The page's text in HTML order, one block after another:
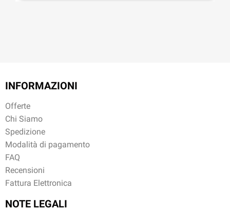
INFORMAZIONI
Offerte
Chi Siamo
Spedizione
Modalità di pagamento
FAQ
Recensioni
Fattura Elettronica
NOTE LEGALI